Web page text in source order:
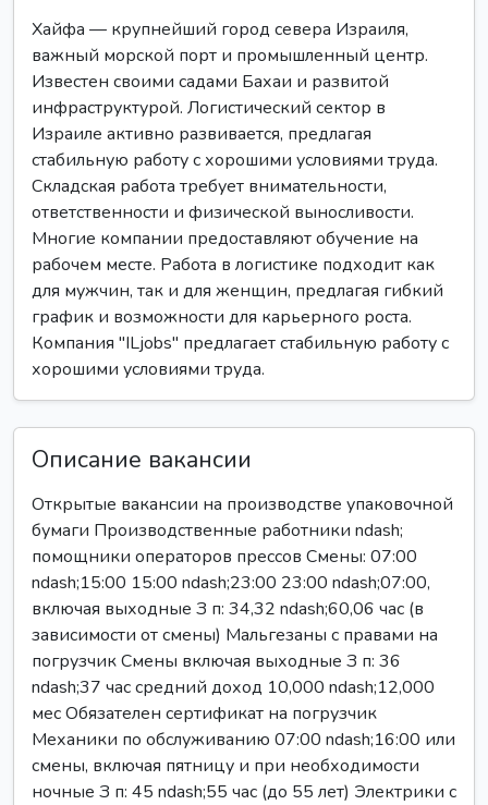
Хайфа — крупнейший город севера Израиля,
важный морской порт и промышленный центр.
Известен своими садами Бахаи и развитой
инфраструктурой. Логистический сектор в
Израиле активно развивается, предлагая
стабильную работу с хорошими условиями труда.
Складская работа требует внимательности,
ответственности и физической выносливости.
Многие компании предоставляют обучение на
рабочем месте. Работа в логистике подходит как
для мужчин, так и для женщин, предлагая гибкий
график и возможности для карьерного роста.
Компания "ILjobs" предлагает стабильную работу с
хорошими условиями труда.
Описание вакансии
Открытые вакансии на производстве упаковочной
бумаги Производственные работники ndash;
помощники операторов прессов Смены: 07:00
ndash;15:00 15:00 ndash;23:00 23:00 ndash;07:00,
включая выходные З п: 34,32 ndash;60,06 час (в
зависимости от смены) Мальгезаны с правами на
погрузчик Смены включая выходные З п: 36
ndash;37 час средний доход 10,000 ndash;12,000
мес Обязателен сертификат на погрузчик
Механики по обслуживанию 07:00 ndash;16:00 или
смены, включая пятницу и при необходимости
ночные З п: 45 ndash;55 час (до 55 лет) Электрики с